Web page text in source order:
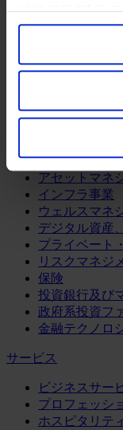
your data for
Sell or Share My
the website. You
browser. For
general collection
製造業
化学・プロセ
機械・産業テ
鉱業・金属
アセットマネ
インフラ事業
ウェルスマネ
デジタル資産
プライベート
リスクマネジ
保険
投資銀行及び
政府系投資フ
金融テクノロ
サービス
ビジネスサー
プロフェッシ
ホスピタリテ